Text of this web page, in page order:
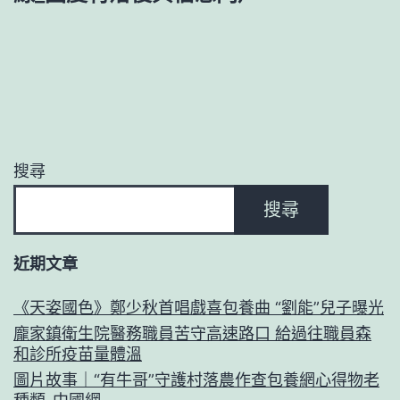
搜尋
搜尋
近期文章
《天姿國色》鄭少秋首唱戲喜包養曲 “劉能”兒子曝光
龐家鎮衛生院醫務職員苦守高速路口 給過往職員森
和診所疫苗量體溫
圖片故事｜“有牛哥”守護村落農作查包養網心得物老